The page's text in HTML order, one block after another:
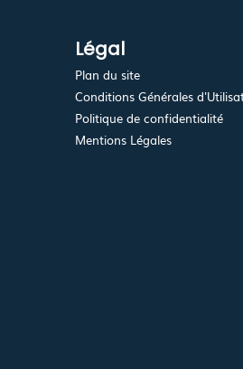
Légal
Plan du site
Conditions Générales
Politique de confidentialité
Mentions Légales